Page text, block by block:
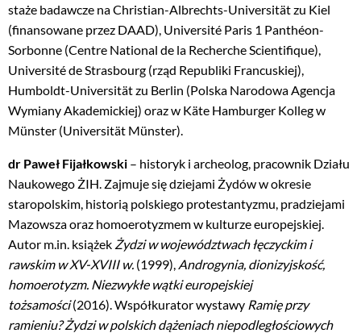
staże badawcze na Christian-Albrechts-Universität zu Kiel
(finansowane przez DAAD), Université Paris 1 Panthéon-
Sorbonne (Centre National de la Recherche Scientifique),
Université de Strasbourg (rząd Republiki Francuskiej),
Humboldt-Universität zu Berlin (Polska Narodowa Agencja
Wymiany Akademickiej) oraz w Käte Hamburger Kolleg w
Münster (Universität Münster).
dr Paweł Fijałkowski – historyk i archeolog, pracownik Działu
Naukowego ŻIH. Zajmuje się dziejami Żydów w okresie
staropolskim, historią polskiego protestantyzmu, pradziejami
Mazowsza oraz homoerotyzmem w kulturze europejskiej.
Autor m.in. książek Żydzi w województwach łęczyckim i
rawskim w XV-XVIII w. (1999), Androgynia, dionizyjskość,
homoerotyzm. Niezwykłe wątki europejskiej
tożsamości(2016). Współkurator wystawy Ramię przy
ramieniu? Żydzi w polskich dążeniach niepodległościowych